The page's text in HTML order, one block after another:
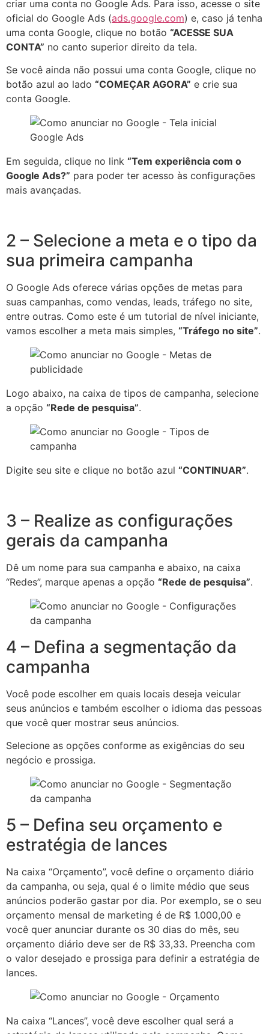
criar uma conta no Google Ads. Para isso, acesse o site
oficial do Google Ads (ads.google.com) e, caso já tenha
uma conta Google, clique no botão “ACESSE SUA
CONTA” no canto superior direito da tela.
Se você ainda não possui uma conta Google, clique no
botão azul ao lado “COMEÇAR AGORA” e crie sua
conta Google.
Em seguida, clique no link “Tem experiência com o
Google Ads?” para poder ter acesso às configurações
mais avançadas.
2 – Selecione a meta e o tipo da
sua primeira campanha
O Google Ads oferece várias opções de metas para
suas campanhas, como vendas, leads, tráfego no site,
entre outras. Como este é um tutorial de nível iniciante,
vamos escolher a meta mais simples, “Tráfego no site”.
Logo abaixo, na caixa de tipos de campanha, selecione
a opção “Rede de pesquisa”.
Digite seu site e clique no botão azul “CONTINUAR”.
3 – Realize as configurações
gerais da campanha
Dê um nome para sua campanha e abaixo, na caixa
“Redes”, marque apenas a opção “Rede de pesquisa”.
4 – Defina a segmentação da
campanha
Você pode escolher em quais locais deseja veicular
seus anúncios e também escolher o idioma das pessoas
que você quer mostrar seus anúncios.
Selecione as opções conforme as exigências do seu
negócio e prossiga.
5 – Defina seu orçamento e
estratégia de lances
Na caixa “Orçamento”, você define o orçamento diário
da campanha, ou seja, qual é o limite médio que seus
anúncios poderão gastar por dia. Por exemplo, se o seu
orçamento mensal de marketing é de R$ 1.000,00 e
você quer anunciar durante os 30 dias do mês, seu
orçamento diário deve ser de R$ 33,33. Preencha com
o valor desejado e prossiga para definir a estratégia de
lances.
Na caixa “Lances”, você deve escolher qual será a